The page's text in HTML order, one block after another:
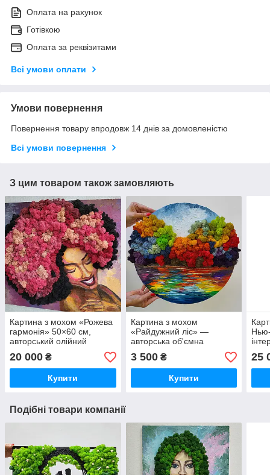
Оплата на рахунок
Готівкою
Оплата за реквізитами
Всі умови оплати
Умови повернення
Повернення товару впродовж 14 днів за домовленістю
Всі умови повернення
З цим товаром також замовляють
Картина з мохом «Рожева
гармонія» 50×60 см,
авторський олійний
живопис, об'ємний декор
на стіну ручної роботи
20 000 ₴
Купити
Картина з мохом
«Райдужний ліс» —
авторська об'ємна
інтер'єрна картина,
олійний живопис, 40 см
3 500₴
Купити
25
Подібні товари компанії